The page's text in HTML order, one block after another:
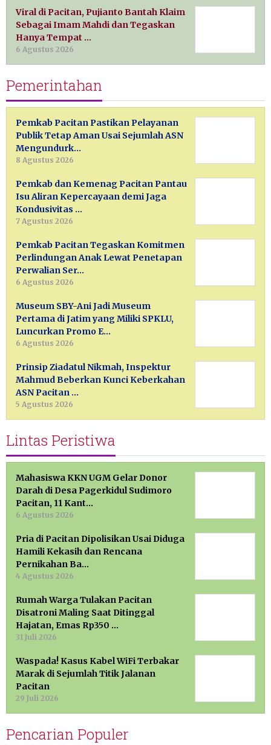
Viral di Pacitan, Pujianto Bantah Klaim
Sebagai Imam Mahdi dan Tegaskan
Hanya Tempat …
6 Agustus 2026
Pemerintahan
Pemkab Pacitan Pastikan Pelayanan
Publik Tetap Aman Usai Sejumlah ASN
Mengundurk…
8 Agustus 2026
Pemkab dan Kemenag Pacitan Pantau
Isu Aliran Kepercayaan demi Jaga
Kondusivitas …
7 Agustus 2026
Pemkab Pacitan Tegaskan Komitmen
Perlindungan Anak Lewat Penetapan
Perwalian Ser…
6 Agustus 2026
Museum SBY-Ani Jadi Museum
Pertama di Jatim yang Miliki SPKLU,
Luncurkan Promo E…
6 Agustus 2026
Prinsip Ziadatul Nikmah, Inspektur
Mahmud Beberkan Kunci Keberkahan
ASN Pacitan …
5 Agustus 2026
Lintas Peristiwa
Mahasiswa KKN UGM Gelar Donor
Darah di Desa Pagerkidul Sudimoro
Pacitan, 11 Kant…
6 Agustus 2026
Pria di Pacitan Dipolisikan Usai Diduga
Hamili Kekasih dan Rencana
Pernikahan Ba…
4 Agustus 2026
Rumah Warga Tulakan Pacitan
Disatroni Maling Saat Ditinggal
Hajatan, Emas Rp350 …
31 Juli 2026
Waspada! Kasus Kabel WiFi Terbakar
Marak di Sejumlah Titik Jalanan
Pacitan
29 Juli 2026
Pencarian Populer